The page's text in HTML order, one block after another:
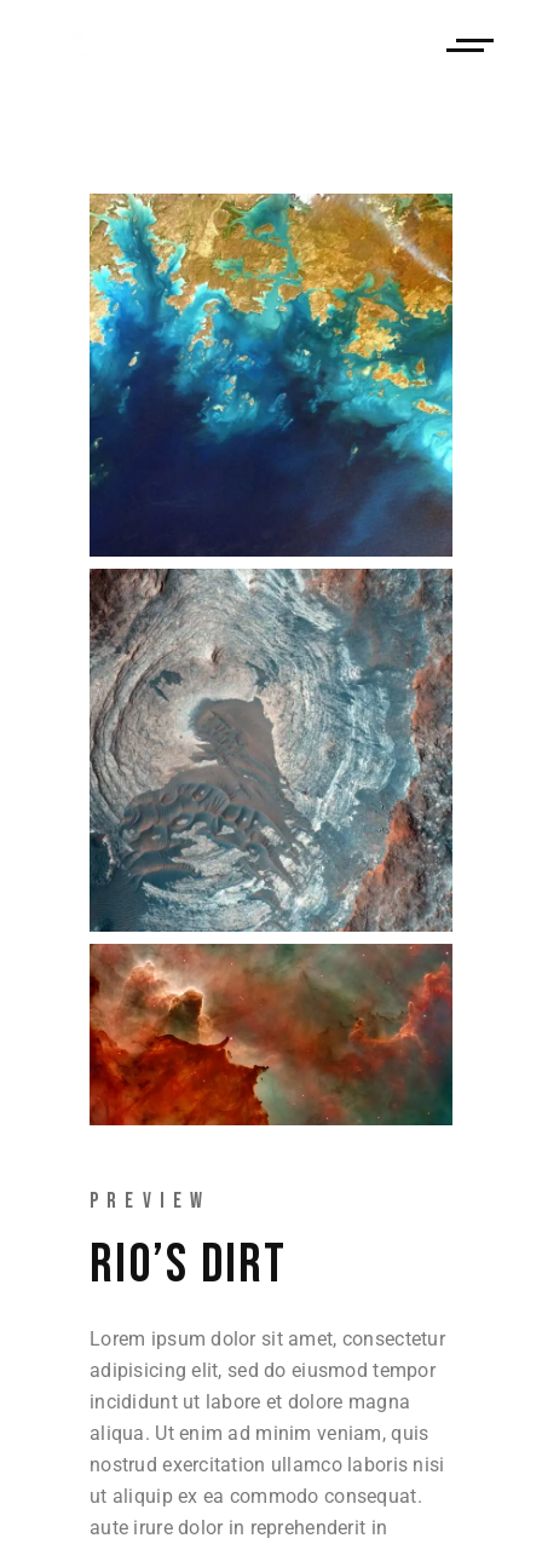
PREVIEW
RIO’S DIRT
Lorem ipsum dolor sit amet, consectetur
adipisicing elit, sed do eiusmod tempor
incididunt ut labore et dolore magna
aliqua. Ut enim ad minim veniam, quis
nostrud exercitation ullamco laboris nisi
ut aliquip ex ea commodo consequat.
aute irure dolor in reprehenderit in